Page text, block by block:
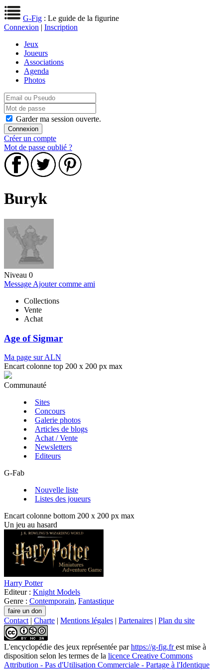
G-Fig : Le guide de la figurine
Connexion | Inscription
Jeux
Joueurs
Associations
Agenda
Photos
Garder ma session ouverte.
Créer un compte
Mot de passe oublié ?
Buryk
Niveau 0
Message Ajouter comme ami
Collections
Vente
Achat
Age of Sigmar
Ma page sur ALN
Encart colonne top 200 x 200 px max
Communauté
Sites
Concours
Galerie photos
Articles de blogs
Achat / Vente
Newsletters
Editeurs
G-Fab
Nouvelle liste
Listes des joueurs
Encart colonne bottom 200 x 200 px max
Un jeu au hasard
Harry Potter
Editeur : Knight Models
Genre : Contemporain, Fantastique
Contact | Charte | Mentions légales | Partenaires | Plan du site
L'encyclopédie des jeux représentée parhttps://g-fig.frest mise à
disposition selon les termes de la licence Creative Commons
Attribution - Pas d'Utilisation Commerciale - Partage à l'Identique